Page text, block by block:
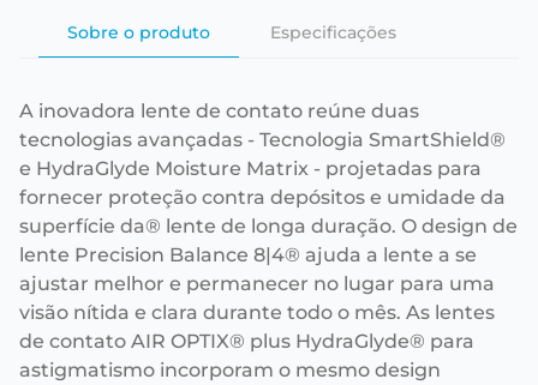
Sobre o produto Especificações
A inovadora lente de contato reúne duas
tecnologias avançadas - Tecnologia SmartShield®
e HydraGlyde Moisture Matrix - projetadas para
fornecer proteção contra depósitos e umidade da
superfície da® lente de longa duração. O design de
lente Precision Balance 8|4® ajuda a lente a se
ajustar melhor e permanecer no lugar para uma
visão nítida e clara durante todo o mês. As lentes
de contato AIR OPTIX® plus HydraGlyde® para
astigmatismo incorporam o mesmo design